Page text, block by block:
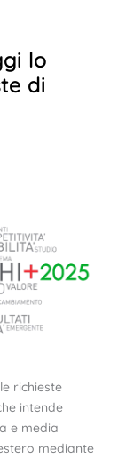
lo
di
richieste
intende
e media
mediante